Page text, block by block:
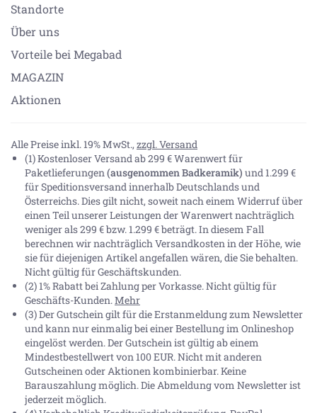
Standorte
Über uns
Vorteile bei Megabad
MAGAZIN
Aktionen
Alle Preise inkl. 19% MwSt., zzgl. Versand
(1) Kostenloser Versand ab 299 € Warenwert für
Paketlieferungen(ausgenommen Badkeramik) und 1.299 €
für Speditionsversand innerhalb Deutschlands und
Österreichs. Dies gilt nicht, soweit nach einem Widerruf über
einen Teil unserer Leistungen der Warenwert nachträglich
weniger als 299 € bzw. 1.299 € beträgt. In diesem Fall
berechnen wir nachträglich Versandkosten in der Höhe, wie
sie für diejenigen Artikel angefallen wären, die Sie behalten.
Nicht gültig für Geschäftskunden.
(2) 1% Rabatt bei Zahlung per Vorkasse. Nicht gültig für
Geschäfts-Kunden.Mehr
(3) Der Gutschein gilt für die Erstanmeldung zum Newsletter
und kann nur einmalig bei einer Bestellung im Onlineshop
eingelöst werden. Der Gutschein ist gültig ab einem
Mindestbestellwert von 100 EUR. Nicht mit anderen
Gutscheinen oder Aktionen kombinierbar. Keine
Barauszahlung möglich. Die Abmeldung vom Newsletter ist
jederzeit möglich.